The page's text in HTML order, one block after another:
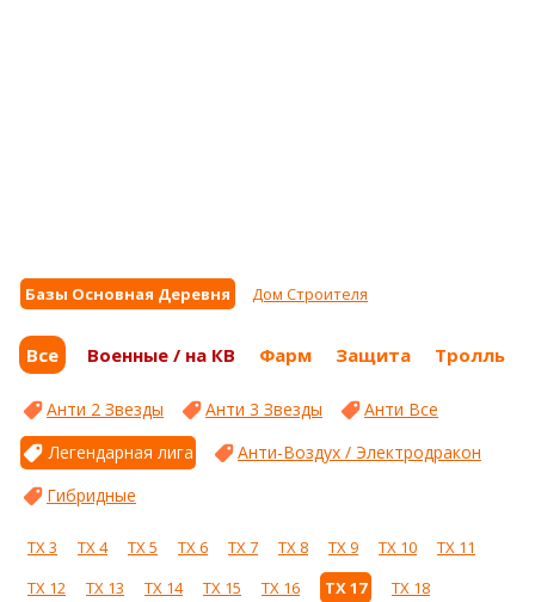
Базы Основная Деревня Дом Строителя
Все Военные / на КВ Фарм Защита Тролль
Анти 2 Звезды Анти 3 Звезды
Анти Все
Легендарная лига
Анти-Воздух / Электродракон
Гибридные
ТХ 3 ТХ 4 ТХ 5 ТХ 6 ТХ 7 ТХ 8 ТХ 9 ТХ 10
ТХ 11
ТХ 12
ТХ 13 ТХ 14 ТХ 15 ТХ 16 ТХ 17 ТХ 18